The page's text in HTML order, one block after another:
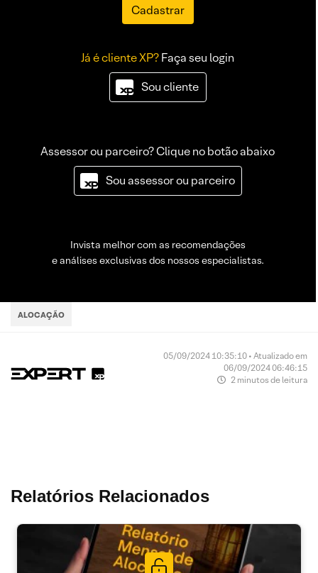
Cadastrar
Já é cliente XP?Faça seu login
Sou cliente
Assessor ou parceiro? Clique no botão abaixo
Sou assessor ou parceiro
Invista melhor com as recomendações
e análises exclusivas dos nossos especialistas.
ALOCAÇÃO
05/09/2024 10:35:10 • Atualizado em
06/09/2024 06:46:15
2 minutos de leitura
Relatórios Relacionados